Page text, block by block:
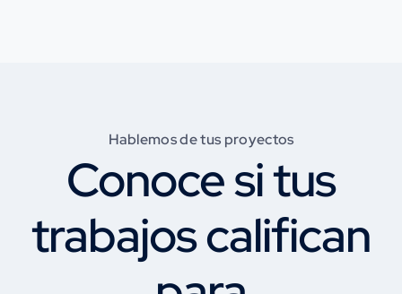
Hablemos de tus proyectos
Conoce si tus
trabajos califican